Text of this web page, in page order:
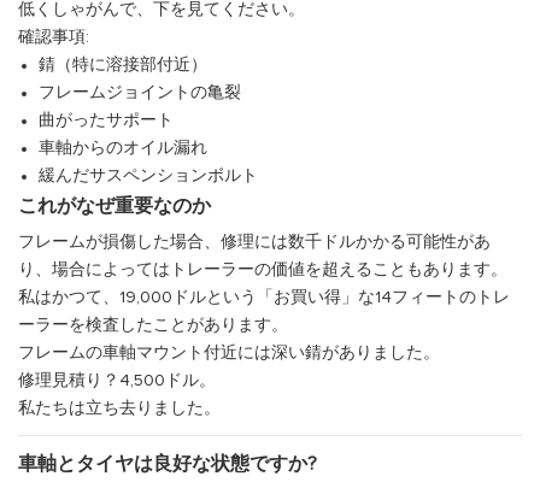
低くしゃがんで、下を見てください。
確認事項:
錆（特に溶接部付近）
フレームジョイントの亀裂
曲がったサポート
車軸からのオイル漏れ
緩んだサスペンションボルト
これがなぜ重要なのか
フレームが損傷した場合、修理には数千ドルかかる可能性があ
り、場合によってはトレーラーの価値を超えることもあります。
私はかつて、19,000ドルという「お買い得」な14フィートのトレ
ーラーを検査したことがあります。
フレームの車軸マウント付近には深い錆がありました。
修理見積り？4,500ドル。
私たちは立ち去りました。
車軸とタイヤは良好な状態ですか?